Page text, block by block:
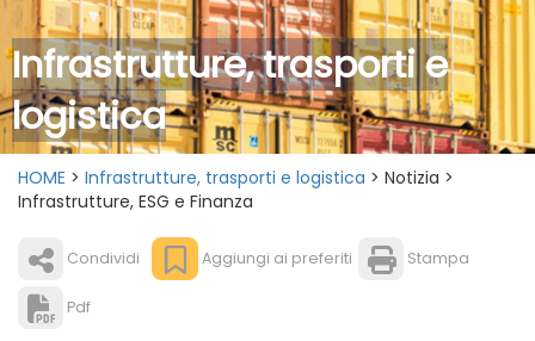
Infrastrutture, trasporti e
logistica
HOME > Infrastrutture, trasporti e logistica > Notizia >
Infrastrutture, ESG e Finanza
Condividi Aggiungi ai preferiti Stampa
Pdf